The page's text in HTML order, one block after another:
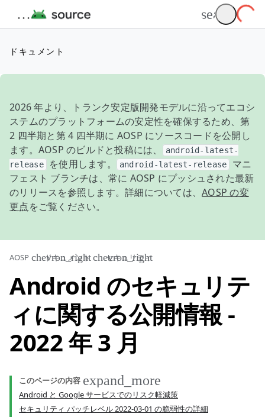
ドキュメント
2026 年より、トランク安定版開発モデルに沿ってエコシ
ステムのプラットフォームの安定性を確保するため、第
2 四半期と第 4 四半期に AOSP にソースコードを公開し
ます。AOSP のビルドと投稿には、
android-latest-
release
を使用します。 android-latest-release
マニ
フェスト ブランチは、常に AOSP にプッシュされた最新
のリリースを参照します。詳細については、 AOSP の変
更点をご覧ください。
AOSP ドキュメント セキュリティ
Android のセキュリテ
ィに関する公開情報 -
2022 年 3 月
このページの内容
Android と Google サービスでのリスク軽減策
セキュリティ パッチレベル 2022-03-01 の脆弱性の詳細